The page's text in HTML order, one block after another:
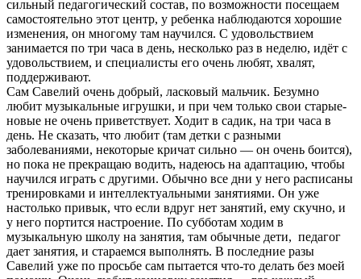
сильный педагогический состав, по возможности посещаем
самостоятельно этот центр, у ребенка наблюдаются хорошие
изменения, он многому там научился. С удовольствием
занимается по три часа в день, несколько раз в неделю, идёт с
удовольствием, и специалисты его очень любят, хвалят,
поддерживают.
Сам Савелий очень добрый, ласковый мальчик. Безумно
любит музыкальные игрушки, и при чем только свои старые-
новые не очень приветствует. Ходит в садик, на три часа в
день. Не сказать, что любит (там детки с разными
заболеваниями, некоторые кричат сильно — он очень боится),
но пока не прекращаю водить, надеюсь на адаптацию, чтобы
научился играть с другими. Обычно все дни у него расписаны
тренировками и интеллектуальными занятиями. Он уже
настолько привык, что если вдруг нет занятий, ему скучно, и
у него портится настроение. По субботам ходим в
музыкальную школу на занятия, там обычные дети, педагог
дает занятия, и стараемся выполнять. В последние разы
Савелий уже по просьбе сам пытается что-то делать без моей